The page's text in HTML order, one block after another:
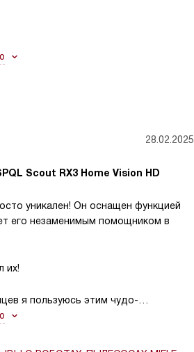
28.02.2025
Scout RX3 Home Vision HD
уникален! Он оснащен функцией
его незаменимым помощником в
их!
я пользуюсь этим чудо-
удивляюсь его функциональности!